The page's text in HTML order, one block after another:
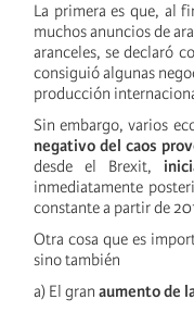
La primera es que, al
muchos anuncios de
aranceles, se declaró
consiguió algunas
producción
Sin embargo, varios
negativo del caos
desde el Brexit,
inmediatamente
constante a partir de
Otra cosa que es
sino también
a) El gran aumento de